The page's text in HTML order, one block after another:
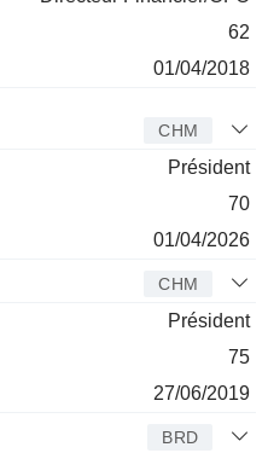
62
01/04/2018
CHM
Président
70
01/04/2026
CHM
Président
75
27/06/2019
BRD